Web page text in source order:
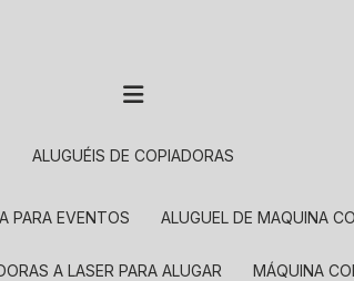
ALUGUÉIS DE COPIADORAS
PARA EVENTOS ALUGUEL DE MAQUINA
A LASER PARA ALUGAR MÁQUINA